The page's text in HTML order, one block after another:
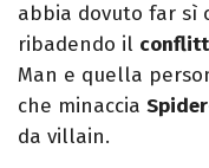
abbia dovuto far sì
ribadendo il
Man e quella
che minaccia
da villain.